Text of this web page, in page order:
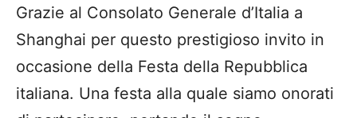
Grazie al Consolato Generale d’Italia a
Shanghai per questo prestigioso invito in
occasione della Festa della Repubblica
italiana. Una festa alla quale siamo onorati